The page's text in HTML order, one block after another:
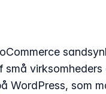
små virksomheders
WordPress, som